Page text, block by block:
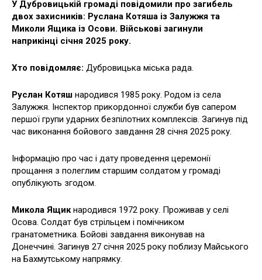
У Дубровицькій громаді повідомили про загибель
двох захисників: Руслана Котяша із Залужжя та
Миколи Ящика із Осови. Військові загинули
наприкінці січня 2025 року.
Хто повідомляє: Дубровицька міська рада.
Руслан Котяш народився 1985 року. Родом із села
Залужжя. Інспектор прикордонної служби був сапером
першої групи ударних безпілотних комплексів. Загинув під
час виконання бойового завдання 28 січня 2025 року.
Інформацію про час і дату проведення церемонії
прощання з полеглим старшим солдатом у громаді
опублікують згодом.
Микола Ящикнародився 1972 року. Проживав у селі
Осова. Солдат був стрільцем і помічником
гранатометника. Бойові завдання виконував на
Донеччині. Загинув 27 січня 2025 року поблизу Майського
на Бахмутському напрямку.